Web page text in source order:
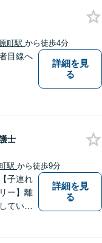
ートさ
うぞお
。
町駅 から徒歩4分
目線へ
詳細を見
る
士
駅 から徒歩9分
子連れ
ー】離
ていま
詳細を見
る